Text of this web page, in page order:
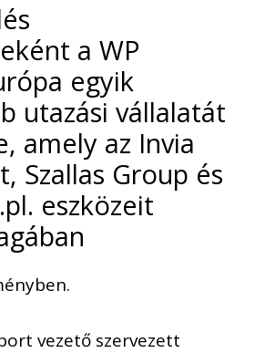
a WP
egyik
utazási vállalatát
amely az Invia
Szallas Group és
eszközeit
vezető szervezett